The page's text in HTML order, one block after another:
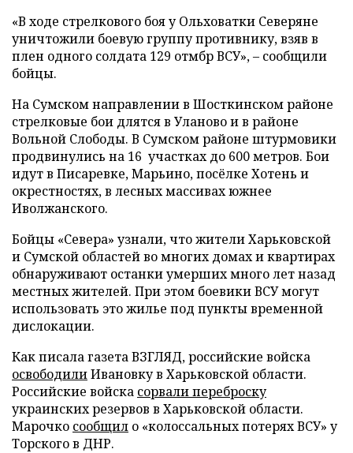
«В ходе стрелкового боя у Ольховатки Северяне
уничтожили боевую группу противнику, взяв в
плен одного солдата 129 отмбр ВСУ», – сообщили
бойцы.
На Сумском направлении в Шосткинском районе
стрелковые бои длятся в Уланово и в районе
Вольной Слободы. В Сумском районе штурмовики
продвинулись на 16 участках до 600 метров. Бои
идут в Писаревке, Марьино, посёлке Хотень и
окрестностях, в лесных массивах южнее
Иволжанского.
Бойцы «Севера» узнали, что жители Харьковской
и Сумской областей во многих домах и квартирах
обнаруживают останки умерших много лет назад
местных жителей. При этом боевики ВСУ могут
использовать это жилье под пункты временной
дислокации.
Как писала газета ВЗГЛЯД, российские войска
освободилиИвановку в Харьковской области.
Российские войска сорвали переброску
украинских резервов в Харьковской области.
Марочко сообщил о «колоссальных потерях ВСУ» у
Торского в ДНР.